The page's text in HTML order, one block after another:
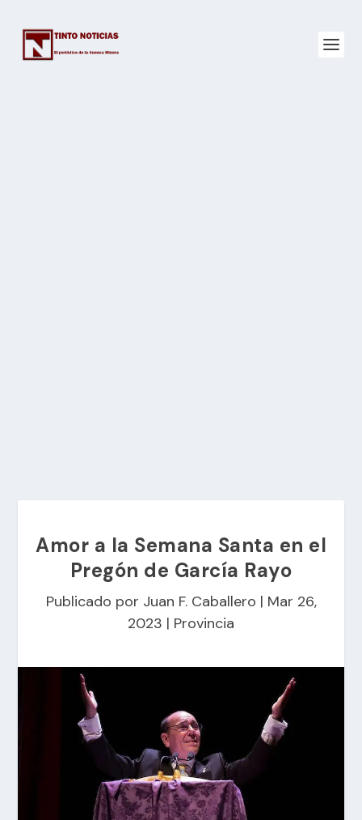
Amor a la Semana Santa en el
Pregón de García Rayo
Publicado por Juan F. Caballero | Mar 26,
2023 | Provincia